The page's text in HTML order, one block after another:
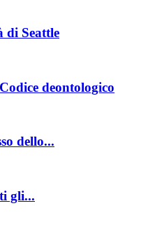
di Seattle
deontologico
dello...
gli...